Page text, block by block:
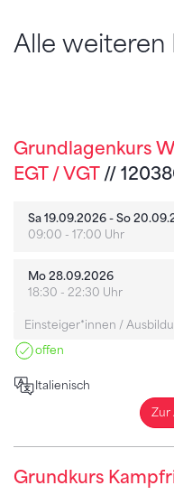
Alle weiteren
Grundlagenkurs
EGT / VGT//
Sa 19.09.2026 - So
09:00 - 17:00 Uhr
Mo 28.09.2026
18:30 - 22:30 Uhr
Einsteiger*innen /
offen
Italienisch
Zur
Grundkurs